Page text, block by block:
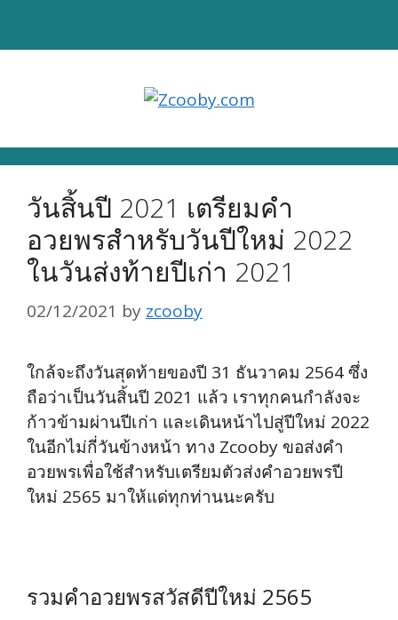
วันสิ้นปี 2021 เตรียมคำ
อวยพรสำหรับวันปีใหม่ 2022
ในวันส่งท้ายปีเก่า 2021
02/12/2021 by zcooby
ใกล้จะถึงวันสุดท้ายของปี 31 ธันวาคม 2564 ซึ่ง
ถือว่าเป็นวันสิ้นปี 2021 แล้ว เราทุกคนกำลังจะ
ก้าวข้ามผ่านปีเก่า และเดินหน้าไปสู่ปีใหม่ 2022
ในอีกไม่กี่วันข้างหน้า ทาง Zcooby ขอส่งคำ
อวยพรเพื่อใช้สำหรับเตรียมตัวส่งคำอวยพรปี
ใหม่ 2565 มาให้แด่ทุกท่านนะครับ
รวมคำอวยพรสวัสดีปีใหม่ 2565